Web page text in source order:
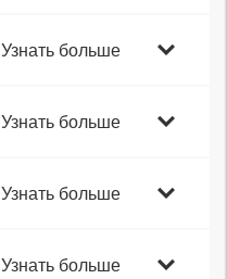
Узнать больше
Узнать больше
Узнать больше
Узнать больше